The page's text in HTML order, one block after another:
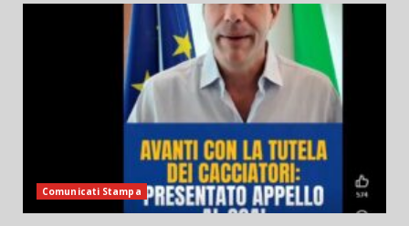
Comunicati Stampa